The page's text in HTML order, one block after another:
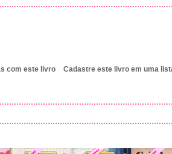
com este livro Cadastre este livro em uma